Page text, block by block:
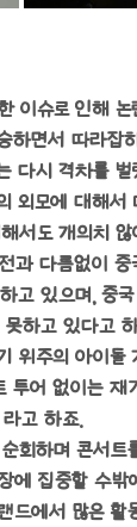
이슈로 인해 논
하면서 따라잡
다시 격차를
외모에 대해서
서도 개의치
과 다름없이 중
고 있으며, 중
하고 있다고 하
위주의 아이돌
투어 없이는 재
라고 하죠.
회하며 콘서트
에 집중할 수밖
드에서 많은 활